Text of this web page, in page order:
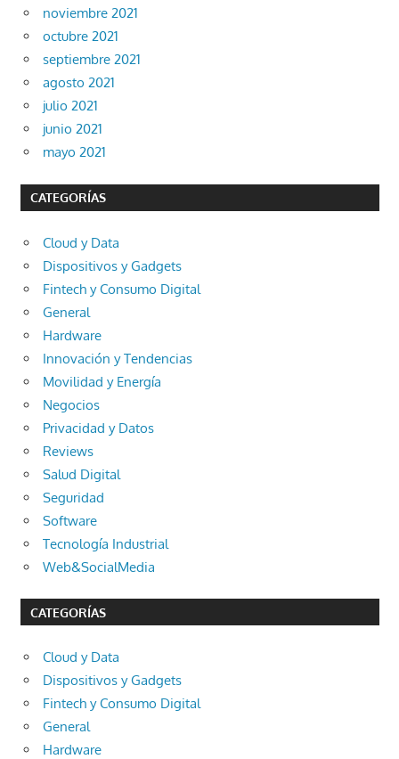
noviembre 2021
octubre 2021
septiembre 2021
agosto 2021
julio 2021
junio 2021
mayo 2021
CATEGORÍAS
Cloud y Data
Dispositivos y Gadgets
Fintech y Consumo Digital
General
Hardware
Innovación y Tendencias
Movilidad y Energía
Negocios
Privacidad y Datos
Reviews
Salud Digital
Seguridad
Software
Tecnología Industrial
Web&SocialMedia
CATEGORÍAS
Cloud y Data
Dispositivos y Gadgets
Fintech y Consumo Digital
General
Hardware